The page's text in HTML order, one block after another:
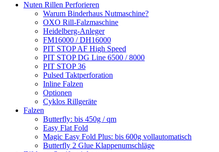
Nuten Rillen Perforieren
Warum Binderhaus Nutmaschine?
OXO Rill-Falzmaschine
Heidelberg-Anleger
FM16000 / DH16000
PIT STOP AF High Speed
PIT STOP DG Line 6500 / 8000
PIT STOP 36
Pulsed Taktperforation
Inline Falzen
Optionen
Cyklos Rillgeräte
Falzen
Butterfly: bis 450g / qm
Easy Flat Fold
Magic Easy Fold Plus: bis 600g vollautomatisch
Butterfly 2 Glue Klappenumschläge